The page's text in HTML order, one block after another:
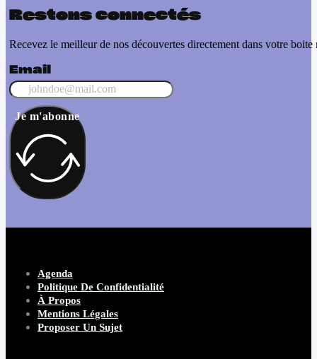
Restons connectés
Recevez le meilleur de nos découvertes directement dans votre boite
Email
Je m'abonne
Agenda
Politique De Confidentialité
À Propos
Mentions Légales
Proposer Un Sujet